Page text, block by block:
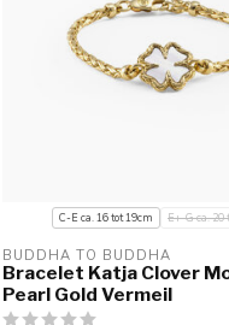
C-E ca. 16 tot 19cm E+-G ca. 20
BUDDHA TO BUDDHA
Bracelet Katja Clover
Pearl Gold Vermeil